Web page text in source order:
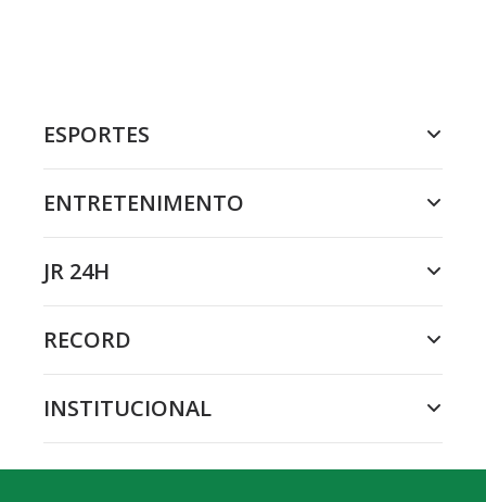
ESPORTES
ENTRETENIMENTO
JR 24H
RECORD
INSTITUCIONAL